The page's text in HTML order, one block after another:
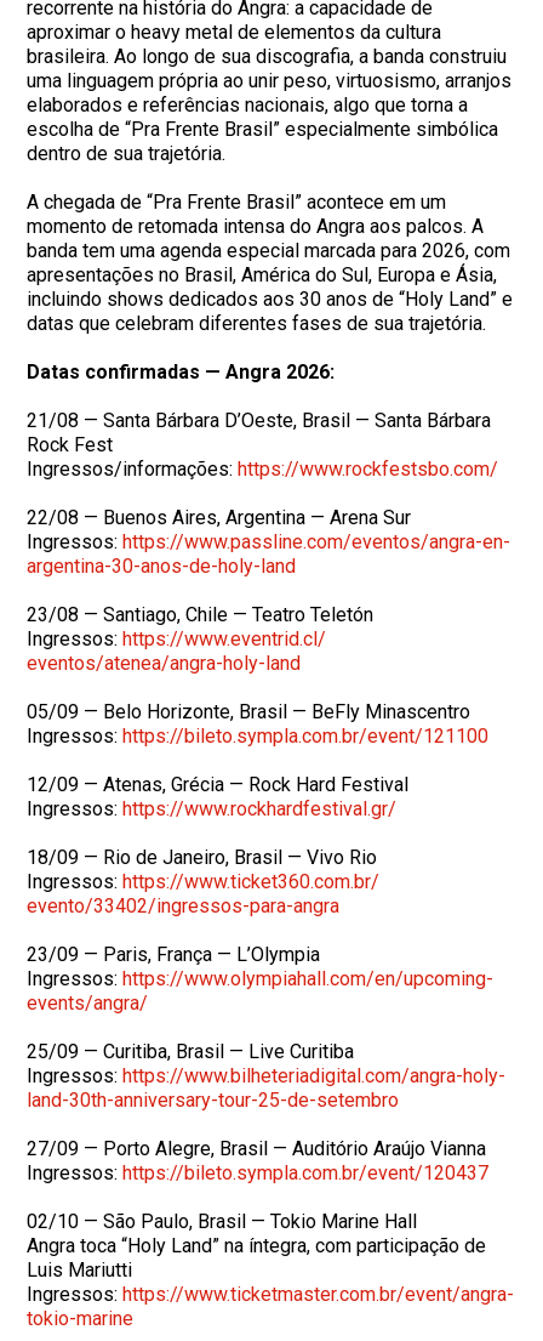
recorrente na história do Angra: a capacidade de
aproximar o heavy metal de elementos da cultura
brasileira. Ao longo de sua discografia, a banda construiu
uma linguagem própria ao unir peso, virtuosismo, arranjos
elaborados e referências nacionais, algo que torna a
escolha de “Pra Frente Brasil” especialmente simbólica
dentro de sua trajetória.
A chegada de “Pra Frente Brasil” acontece em um
momento de retomada intensa do Angra aos palcos. A
banda tem uma agenda especial marcada para 2026, com
apresentações no Brasil, América do Sul, Europa e Ásia,
incluindo shows dedicados aos 30 anos de “Holy Land” e
datas que celebram diferentes fases de sua trajetória.
Datas confirmadas — Angra 2026:
21/08 — Santa Bárbara D’Oeste, Brasil — Santa Bárbara
Rock Fest
Ingressos/informações: https://www.rockfestsbo.com/
22/08 — Buenos Aires, Argentina — Arena Sur
Ingressos: https://www.passline.com/eventos/angra-en-
argentina-30-anos-de-holy-land
23/08 — Santiago, Chile — Teatro Teletón
Ingressos: https://www.eventrid.cl/
eventos/atenea/angra-holy-land
05/09 — Belo Horizonte, Brasil — BeFly Minascentro
Ingressos: https://bileto.sympla.com.br/event/121100
12/09 — Atenas, Grécia — Rock Hard Festival
Ingressos: https://www.rockhardfestival.gr/
18/09 — Rio de Janeiro, Brasil — Vivo Rio
Ingressos: https://www.ticket360.com.br/
evento/33402/ingressos-para-angra
23/09 — Paris, França — L’Olympia
Ingressos: https://www.olympiahall.com/en/upcoming-
events/angra/
25/09 — Curitiba, Brasil — Live Curitiba
Ingressos: https://www.bilheteriadigital.com/angra-holy-
land-30th-anniversary-tour-25-de-setembro
27/09 — Porto Alegre, Brasil — Auditório Araújo Vianna
Ingressos: https://bileto.sympla.com.br/event/120437
02/10 — São Paulo, Brasil — Tokio Marine Hall
Angra toca “Holy Land” na íntegra, com participação de
Luis Mariutti
Ingressos: https://www.ticketmaster.com.br/event/angra-
tokio-marine